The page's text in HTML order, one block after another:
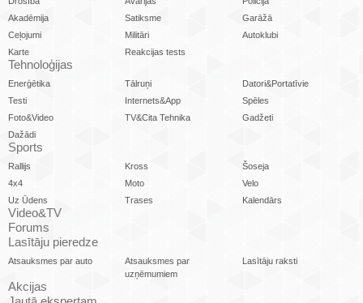
Akadēmija
Satiksme
Garāžā
Ceļojumi
Militāri
Autoklubi
Karte
Reakcijas tests
Tehnoloģijas
Enerģētika Tālruņi
Datori&Portatīvie
Testi
Internets&App
Spēles
Foto&Video
TV&Cita Tehnika
Gadžeti
Dažādi
Sports
Rallijs Kross
Šoseja
4x4
Moto
Velo
Uz Ūdens
Trases Kalendārs
Video&TV
Forums
Lasītāju pieredze
Atsauksmes par auto
Atsauksmes par
uzņēmumiem
Lasītāju raksti
Akcijas